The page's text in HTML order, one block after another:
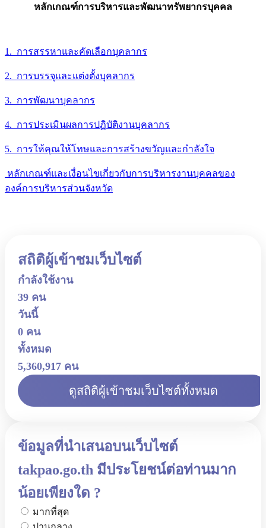
หลักเกณฑ์การบริหารและพัฒนาทรัพยากรบุคคล
1. การสรรหาและคัดเลือกบุคลากร
2. การบรรจุและแต่งตั้งบุคลากร
3. การพัฒนาบุคลากร
4. การประเมินผลการปฏิบัติงานบุคลากร
5. การให้คุณให้โทษและการสร้างขวัญและกำลังใจ
หลักเกณฑ์และเงื่อนไขเกี่ยวกับการบริหารงานบุคคลของ
องค์การบริหารส่วนจังหวัด
สถิติผู้เข้าชมเว็บไซต์
กำลังใช้งาน
39 คน
วันนี้
0 คน
ทั้งหมด
5,360,917 คน
ดูสถิติผู้เข้าชมเว็บไซต์ทั้งหมด
ข้อมูลที่นำเสนอบนเว็บไซต์
takpao.go.th มีประโยชน์ต่อท่านมาก
น้อยเพียงใด ?
มากที่สุด